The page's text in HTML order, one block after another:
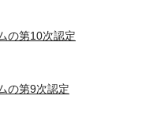
の第10次認定
の第9次認定